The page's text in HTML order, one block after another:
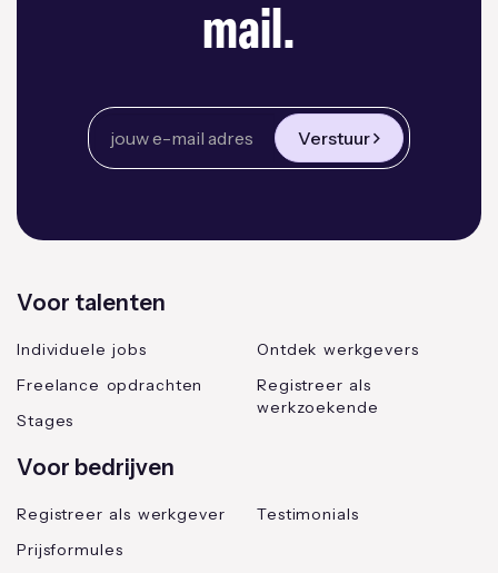
mail.
Verstuur
Voor talenten
Individuele jobs
Freelance opdrachten
Stages
Ontdek werkgevers
Registreer als
werkzoekende
Voor bedrijven
Registreer als werkgever
Prijsformules
Testimonials